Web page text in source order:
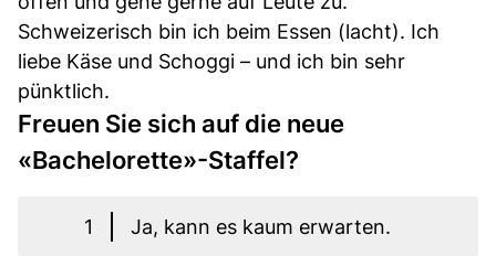
Schweizerisch bin ich beim Essen (lacht). Ich
liebe Käse und Schoggi – und ich bin sehr
pünktlich.
Freuen Sie sich auf die neue
«Bachelorette»-Staffel?
1 Ja, kann es kaum erwarten.